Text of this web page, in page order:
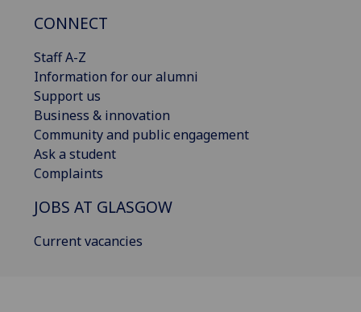
CONNECT
Staff A-Z
Information for our alumni
Support us
Business & innovation
Community and public engagement
Ask a student
Complaints
JOBS AT GLASGOW
Current vacancies